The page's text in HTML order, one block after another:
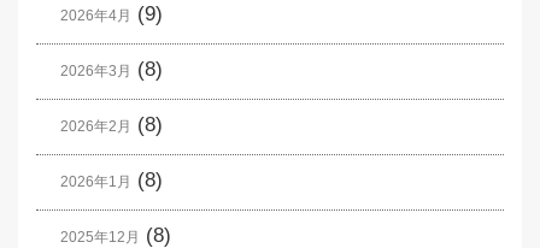
2026年4月 (9)
2026年3月 (8)
2026年2月 (8)
2026年1月 (8)
2025年12月 (8)